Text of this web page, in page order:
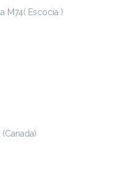
M74( Escocia )